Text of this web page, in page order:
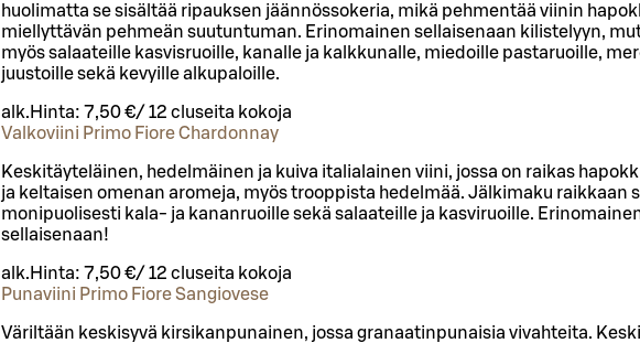
huolimatta se sisältää ripauksen jäännössokeria, mikä pehmentää viinin
miellyttävän pehmeän suutuntuman. Erinomainen sellaisenaan kilistelyyn,
myös salaateille kasvisruoille, kanalle ja kalkkunalle, miedoille pastaruoille,
juustoille sekä kevyille alkupaloille.
alk. Hinta: 7,50 €/ 12 cl useita kokoja
Valkoviini Primo Fiore Chardonnay
Keskitäyteläinen, hedelmäinen ja kuiva italialainen viini, jossa on raikas
ja keltaisen omenan aromeja, myös trooppista hedelmää. Jälkimaku raikkaan
monipuolisesti kala- ja kananruoille sekä salaateille ja kasviruoille.
sellaisenaan!
alk. Hinta: 7,50 €/ 12 cl useita kokoja
Punaviini Primo Fiore Sangiovese
Väriltään keskisyvä kirsikanpunainen, jossa granaatinpunaisia vivahteita.